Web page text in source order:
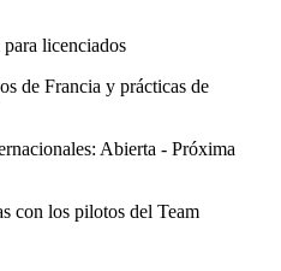
licenciados
de Francia y prácticas de
Abierta - Próxima
con los pilotos del Team